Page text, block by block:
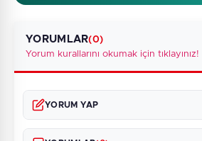
YORUMLAR(0)
Yorum kurallarını okumak için tıklayınız!
YORUM YAP